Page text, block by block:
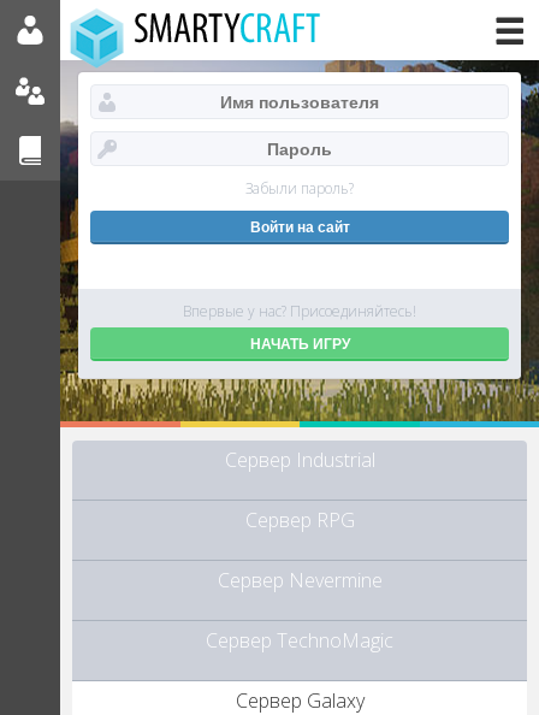
Забыли пароль?
Впервые у нас? Присоединяйтесь!
НАЧАТЬ ИГРУ
Сервер Industrial
Сервер RPG
Сервер Nevermine
Сервер TechnoMagic
Сервер Galaxy